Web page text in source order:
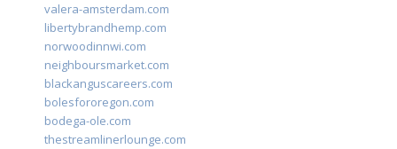
valera-amsterdam.com
libertybrandhemp.com
norwoodinnwi.com
neighboursmarket.com
blackanguscareers.com
bolesfororegon.com
bodega-ole.com
thestreamlinerlounge.com